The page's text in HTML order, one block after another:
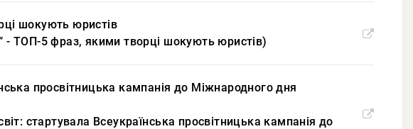
шокують юристів
- ТОП-5 фраз, якими творці шокують юристів)
просвітницька кампанія до Міжнародного дня
стартувала Всеукраїнська просвітницька кампанія до